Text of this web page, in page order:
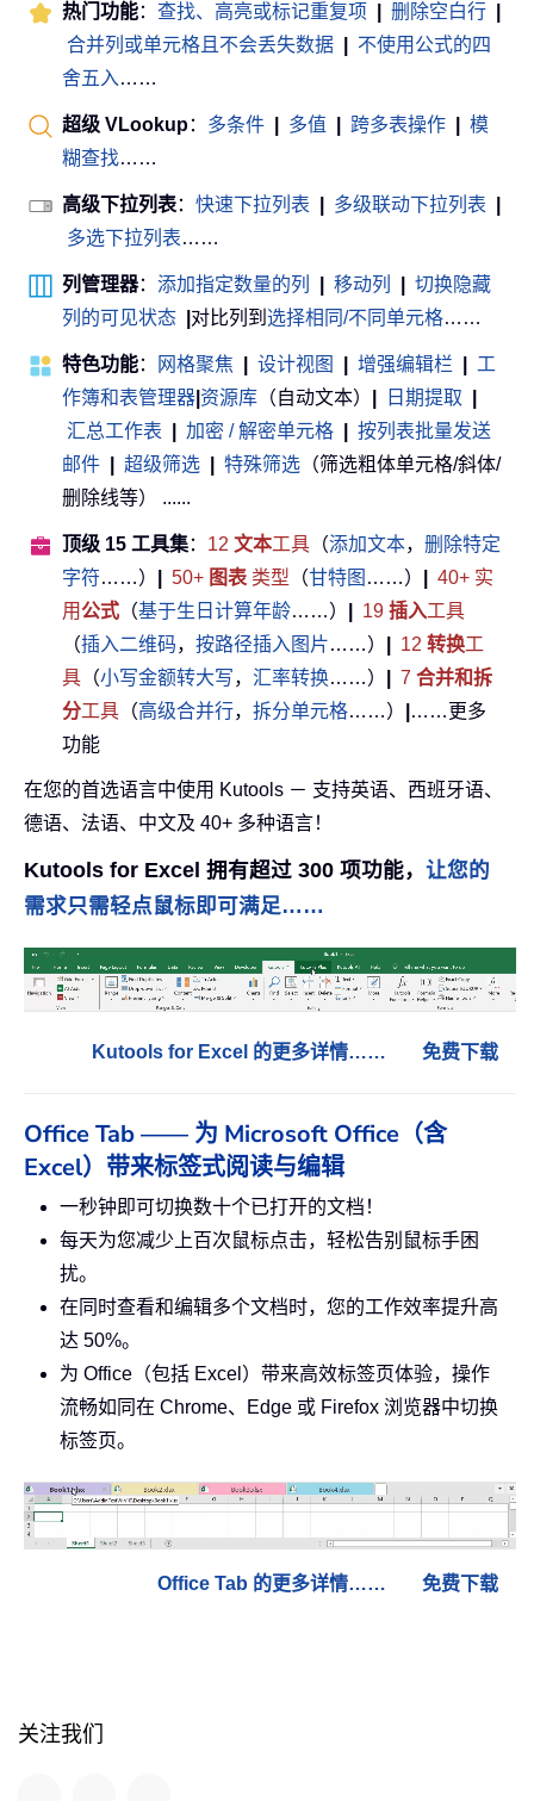
热门功能： 查找、高亮或标记重复项 删除空白行
合并列或单元格且不会丢失数据
不使用公式的四
舍五入 ……
超级 VLookup： 多条件 多值 跨多表操作
模
糊查找……
高级下拉列表： 快速下拉列表 多级联动下拉列表
多选下拉列表……
列管理器： 添加指定数量的列 移动列
切换隐藏
列的可见状态
对比列到 选择相同/不同单元格……
特色功能： 网格聚焦 设计视图 增强编辑栏
工
作簿和表管理器 资源库 （自动文本） 日期提取
汇总工作表
加密 / 解密单元格
按列表批量发送
邮件
超级筛选 特殊筛选 （筛选粗体单元格/斜体/
删除线等） ......
顶级 15 工具集： 12 文本工具 （添加文本， 删除特定
字符……） 50+ 图表 类型 （甘特图 ……）
40+ 实
用公式 （基于生日计算年龄……） 19 插入工具
（插入二维码， 按路径插入图片……） 12 转换工
具 （小写金额转大写， 汇率转换……） 7 合并和拆
分工具 （高级合并行， 拆分单元格……）
……更多
功能
在您的首选语言中使用 Kutools － 支持英语、西班牙语、
德语、法语、中文及 40+ 多种语言！
Kutools for Excel 拥有超过 300 项功能， 让您的
需求只需轻点鼠标即可满足……
Kutools for Excel 的更多详情…… 免费下载
Office Tab —— 为 Microsoft Office（含
Excel）带来标签式阅读与编辑
一秒钟即可切换数十个已打开的文档！
每天为您减少上百次鼠标点击，轻松告别鼠标手困
扰。
在同时查看和编辑多个文档时，您的工作效率提升高
达 50%。
为 Office（包括 Excel）带来高效标签页体验，操作
流畅如同在 Chrome、Edge 或 Firefox 浏览器中切换
标签页。
Office Tab 的更多详情…… 免费下载
关注我们